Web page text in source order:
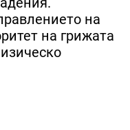
на
на грижата